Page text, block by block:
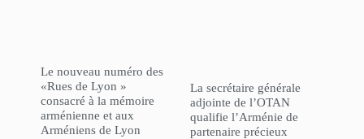
Le nouveau numéro des
«Rues de Lyon »
consacré à la mémoire
arménienne et aux
Arméniens de Lyon
La secrétaire générale
adjointe de l’OTAN
qualifie l’Arménie de
partenaire précieux